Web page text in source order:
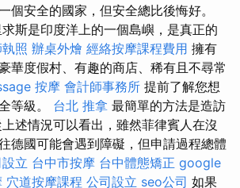
個安全的國家，但安全總比後悔好。
斯是印度洋上的一個島嶼，是真正的
照 辦桌外燴 經絡按摩課程費用 擁有
華度假村、有趣的商店、稀有且不尋常
按摩 會計師事務所 提前了解您想
等級。 台北 推拿 最簡單的方法是造訪
述情況可以看出，雖然菲律賓人在沒
德國可能會遇到障礙，但申請過程總體
立 台中市按摩 台中體態矯正 google
穴道按摩課程 公司設立 seo公司 如果